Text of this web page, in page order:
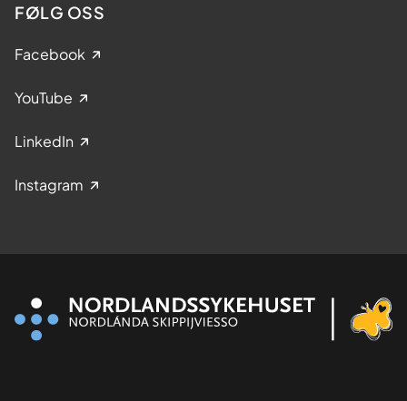
FØLG OSS
Facebook
YouTube
LinkedIn
Instagram